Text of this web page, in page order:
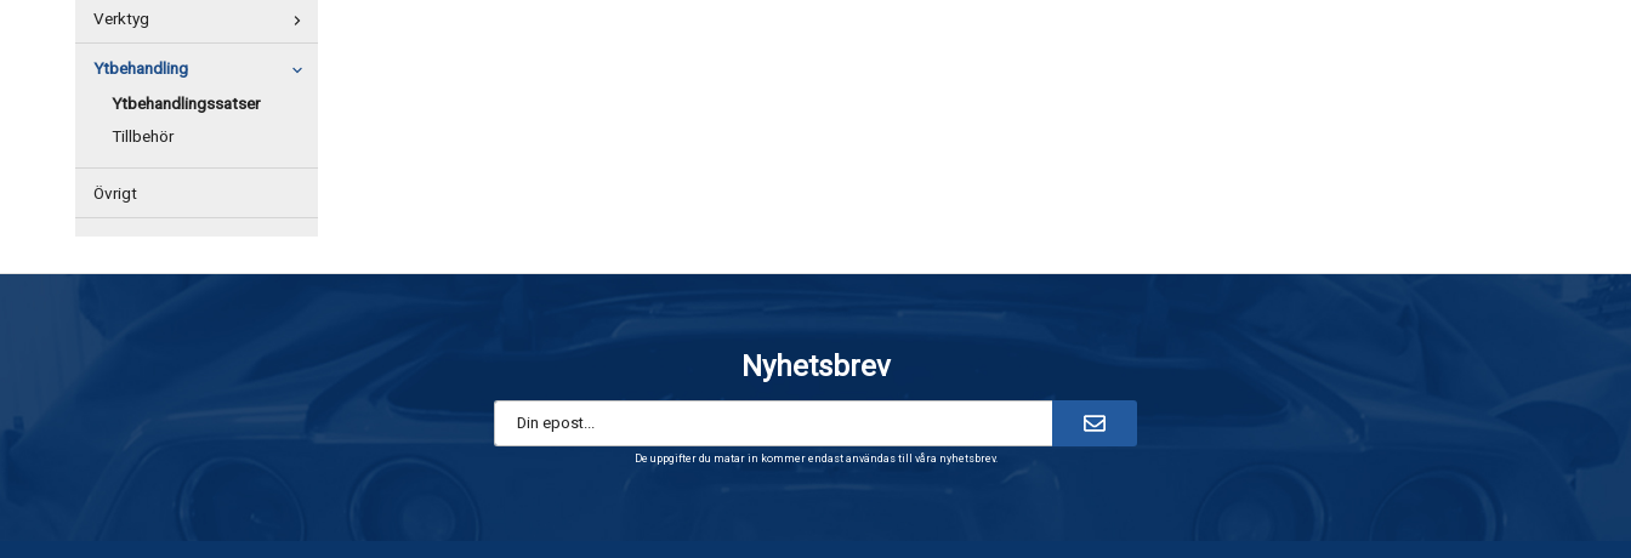
Verktyg
Ytbehandling
Ytbehandlingssatser
Tillbehör
Övrigt
Nyhetsbrev
De uppgifter du matar in kommer endast användas till våra nyhetsbrev.